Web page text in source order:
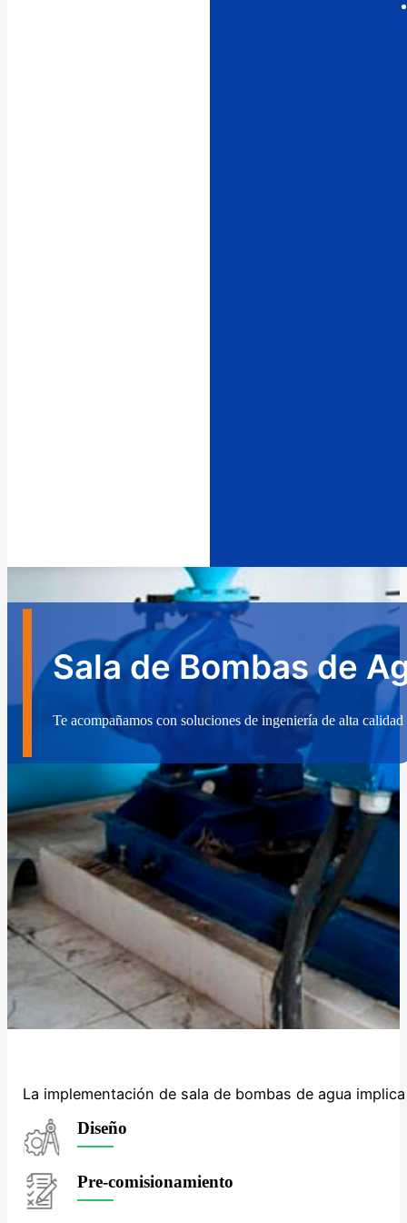
Sala de Bombas de
Te acompañamos con soluciones de ingeniería de alta calidad
La implementación de sala de bombas de agua
Diseño
Pre-comisionamiento